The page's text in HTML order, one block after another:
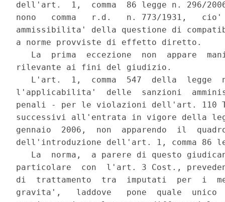
dell'art.  1,  comma  86 legge n. 296/
nono   comma   r.d.   n. 773/1931,
ammissibilita' della questione di
a norme provviste di effetto diretto.
La  prima  eccezione  non  appare
rilevante ai fini del giudizio.
L'art.  1,  comma  547  della  legge
l'applicabilita'  delle  sanzioni
penali - per le violazioni dell'art. 110
successivi all'entrata in vigore della
gennaio  2006,  non  apparendo  il
dell'introduzione dell'art. 1, comma 86
La  norma,  a parere di questo
particolare  con  l'art. 3 Cost.,
di  trattamento  tra  imputati  per  i
gravita',   laddove   pone  quale  unico